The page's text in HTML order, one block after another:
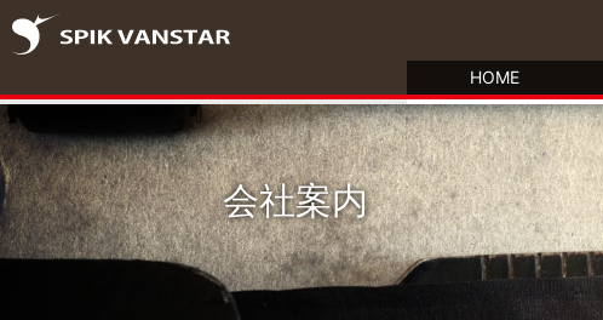
HOME
会社案内